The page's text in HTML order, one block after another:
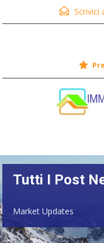
Scrivici
Tutti I Post
Market Updates